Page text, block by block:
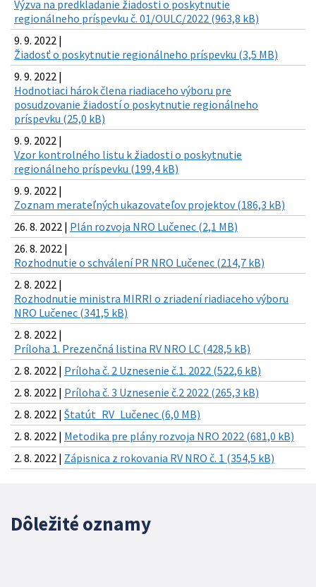
Výzva na predkladanie žiadosti o poskytnutie
regionálneho príspevku č. 01/OULC/2022 (963,8 kB)
9. 9. 2022 |
Žiadosť o poskytnutie regionálneho príspevku (3,5 MB)
9. 9. 2022 |
Hodnotiaci hárok člena riadiaceho výboru pre
posudzovanie žiadostí o poskytnutie regionálneho
príspevku (25,0 kB)
9. 9. 2022 |
Vzor kontrolného listu k žiadosti o poskytnutie
regionálneho príspevku (199,4 kB)
9. 9. 2022 |
Zoznam merateľných ukazovateľov projektov (186,3 kB)
26. 8. 2022 | Plán rozvoja NRO Lučenec (2,1 MB)
26. 8. 2022 |
Rozhodnutie o schválení PR NRO Lučenec (214,7 kB)
2. 8. 2022 |
Rozhodnutie ministra MIRRI o zriadení riadiaceho výboru
NRO Lučenec (341,5 kB)
2. 8. 2022 |
Príloha 1. Prezenčná listina RV NRO LC (428,5 kB)
2. 8. 2022 | Príloha č. 2 Uznesenie č.1. 2022 (522,6 kB)
2. 8. 2022 | Príloha č. 3 Uznesenie č.2 2022 (265,3 kB)
2. 8. 2022 | Štatút_RV_Lučenec (6,0 MB)
2. 8. 2022 | Metodika pre plány rozvoja NRO 2022 (681,0 kB)
2. 8. 2022 | Zápisnica z rokovania RV NRO č. 1 (354,5 kB)
Dôležité oznamy